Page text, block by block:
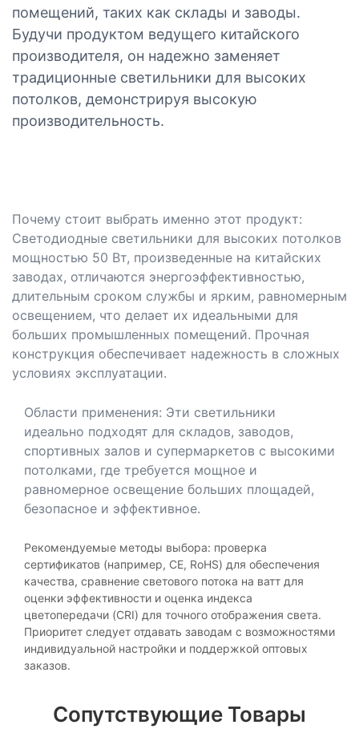
помещений, таких как склады и заводы.
Будучи продуктом ведущего китайского
производителя, он надежно заменяет
традиционные светильники для высоких
потолков, демонстрируя высокую
производительность.
Почему стоит выбрать именно этот продукт:
Светодиодные светильники для высоких потолков
мощностью 50 Вт, произведенные на китайских
заводах, отличаются энергоэффективностью,
длительным сроком службы и ярким, равномерным
освещением, что делает их идеальными для
больших промышленных помещений. Прочная
конструкция обеспечивает надежность в сложных
условиях эксплуатации.
Области применения: Эти светильники
идеально подходят для складов, заводов,
спортивных залов и супермаркетов с высокими
потолками, где требуется мощное и
равномерное освещение больших площадей,
безопасное и эффективное.
Рекомендуемые методы выбора: проверка
сертификатов (например, CE, RoHS) для обеспечения
качества, сравнение светового потока на ватт для
оценки эффективности и оценка индекса
цветопередачи (CRI) для точного отображения света.
Приоритет следует отдавать заводам с возможностями
индивидуальной настройки и поддержкой оптовых
заказов.
Сопутствующие Товары